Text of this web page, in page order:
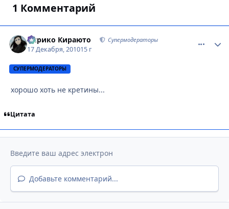
1 Комментарий
Кирико Кираюто Супермодераторы
17 Декабря, 201015 г
СУПЕРМОДЕРАТОРЫ
хорошо хоть не кретины...
Цитата
Добавьте комментарий...